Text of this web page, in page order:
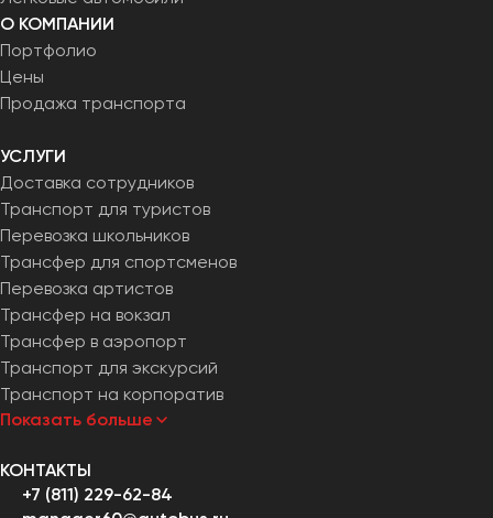
О КОМПАНИИ
Портфолио
Цены
Продажа транспорта
УСЛУГИ
Доставка сотрудников
Транспорт для туристов
Перевозка школьников
Трансфер для спортсменов
Перевозка артистов
Трансфер на вокзал
Трансфер в аэропорт
Транспорт для экскурсий
Транспорт на корпоратив
Показать больше
КОНТАКТЫ
+7 (811) 229-62-84